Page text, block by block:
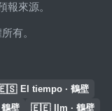
報來源。
有。
El tiempo · 鶴壁
鶴壁 🇪🇪 Ilm · 鶴壁